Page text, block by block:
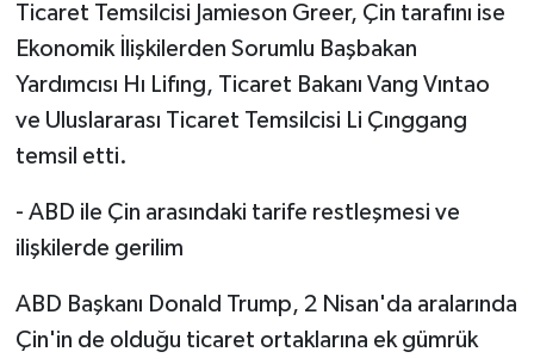
Ticaret Temsilcisi Jamieson Greer, Çin tarafını ise
Ekonomik İlişkilerden Sorumlu Başbakan
Yardımcısı Hı Lifıng, Ticaret Bakanı Vang Vıntao
ve Uluslararası Ticaret Temsilcisi Li Çınggang
temsil etti.
- ABD ile Çin arasındaki tarife restleşmesi ve
ilişkilerde gerilim
ABD Başkanı Donald Trump, 2 Nisan'da aralarında
Çin'in de olduğu ticaret ortaklarına ek gümrük